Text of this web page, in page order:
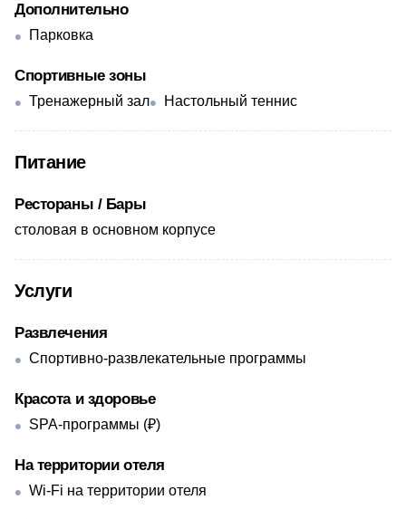
Дополнительно
Парковка
Спортивные зоны
Тренажерный зал Настольный теннис
Питание
Рестораны / Бары
столовая в основном корпусе
Услуги
Развлечения
Спортивно-развлекательные программы
Красота и здоровье
SPA-программы (₽)
На территории отеля
Wi-Fi на территории отеля